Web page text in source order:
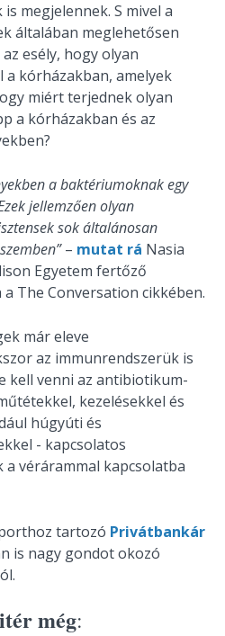
megjelennek. S mivel a
általában meglehetősen
esély, hogy olyan
kórházakban, amelyek
miért terjednek olyan
a kórházakban és az
a baktériumoknak egy
jellemzően olyan
sok általánosan
– mutat rá Nasia
Egyetem fertőző
The Conversation cikkében.
már eleve
az immunrendszerük is
kell venni az antibiotikum-
kezelésekkel és
húgyúti és
- kapcsolatos
a vérárammal kapcsolatba
tartozó Privátbankár
is nagy gondot okozó
még: